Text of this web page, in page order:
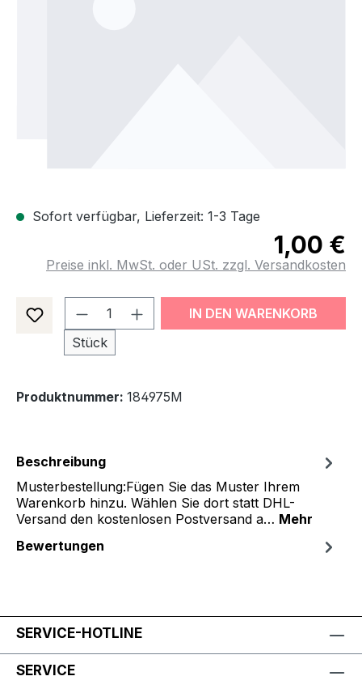
Sofort verfügbar, Lieferzeit: 1-3 Tage
1,00 €
Preise inkl. MwSt. oder USt. zzgl. Versandkosten
Produkt Anzahl: Gib den
Stück
IN DEN WARENKORB
Produktnummer: 184975M
Beschreibung
Musterbestellung:Fügen Sie das Muster Ihrem
Warenkorb hinzu. Wählen Sie dort statt DHL-
Versand den kostenlosen Postversand a… Mehr
Bewertungen
SERVICE-HOTLINE
SERVICE